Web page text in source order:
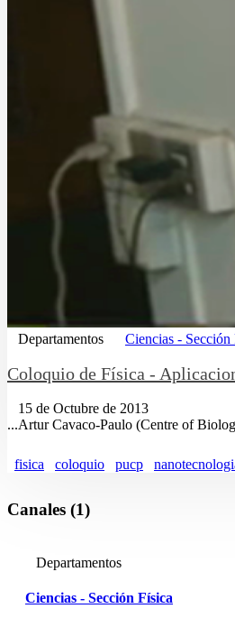
Departamentos Ciencias - Sección
Coloquio de Física -
15 de Octubre de 2013
...Artur Cavaco-Paulo (Centre of
fisica coloquio pucp
Canales (1)
Departamentos
Ciencias - Sección Física